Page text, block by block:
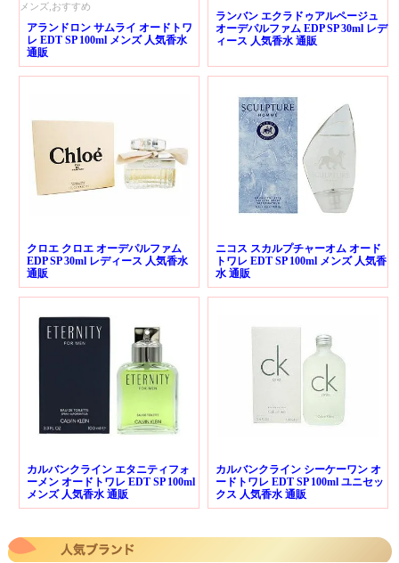
メンズ,おすすめ
アランドロン サムライ オードトワ
レ EDT SP 100ml メンズ 人気香水
通販
ランバン エクラドゥアルページュ
オーデパルファム EDP SP 30ml レデ
ィース 人気香水 通販
クロエ クロエ オーデパルファム
EDP SP 30ml レディース 人気香水
通販
ニコス スカルプチャーオム オード
トワレ EDT SP 100ml メンズ 人気香
水 通販
カルバンクライン エタニティフォ
ーメン オードトワレ EDT SP 100ml
メンズ 人気香水 通販
カルバンクライン シーケーワン オ
ードトワレ EDT SP 100ml ユニセッ
クス 人気香水 通販